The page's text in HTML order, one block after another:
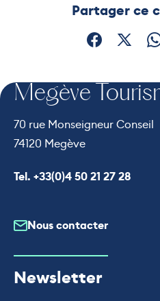
Partager ce
Partager sur
Megève
70 rue Monseigneur Conseil
74120 Megève
Appeler le
Tel. +33(0)4 50 21 27 28
Nous contacter
Newsletter